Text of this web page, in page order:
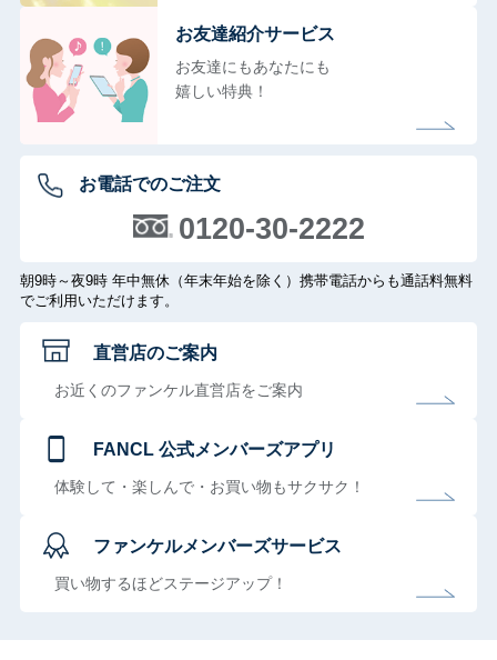
お友達紹介サービス
お友達にもあなたにも
嬉しい特典！
お電話でのご注文
0120-30-2222
朝9時～夜9時 年中無休（年末年始を除く）携帯電話からも通話料無料
でご利用いただけます。
直営店のご案内
お近くのファンケル直営店をご案内
FANCL 公式メンバーズアプリ
体験して・楽しんで・お買い物もサクサク！
ファンケルメンバーズサービス
買い物するほどステージアップ！